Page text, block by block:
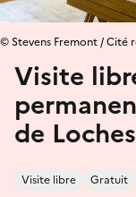
Visite
de Loches
Visite libre Gratuit
© Stevens Fremont / Cité